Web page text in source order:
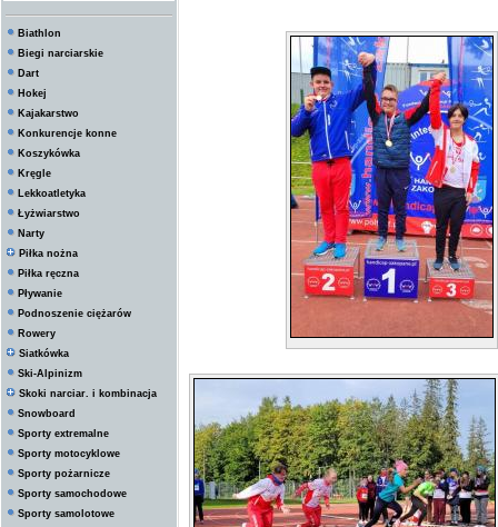
Biathlon
Biegi narciarskie
Dart
Hokej
Kajakarstwo
Konkurencje konne
Koszykówka
Kręgle
Lekkoatletyka
Łyżwiarstwo
Narty
Piłka nożna
Piłka ręczna
Pływanie
Podnoszenie ciężarów
Rowery
Siatkówka
Ski-Alpinizm
Skoki narciar. i kombinacja
Snowboard
Sporty extremalne
Sporty motocyklowe
Sporty pożarnicze
Sporty samochodowe
Sporty samolotowe